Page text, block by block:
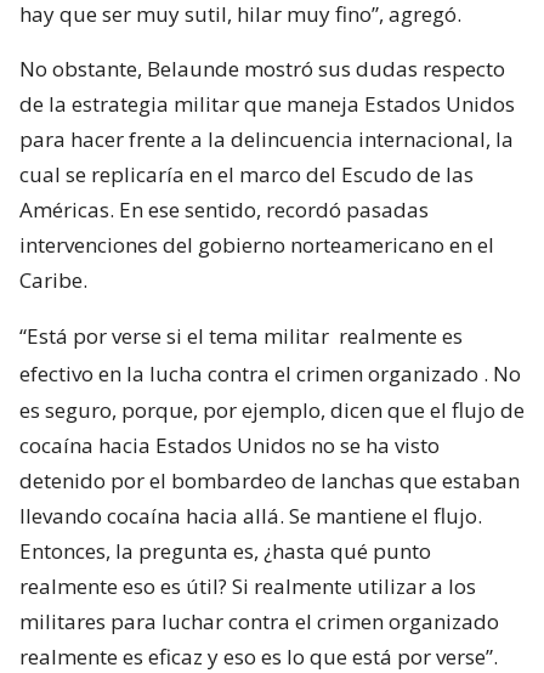
hay que ser muy sutil, hilar muy fino”, agregó.
No obstante, Belaunde mostró sus dudas respecto
de la estrategia militar que maneja Estados Unidos
para hacer frente a la delincuencia internacional, la
cual se replicaría en el marco del Escudo de las
Américas. En ese sentido, recordó pasadas
intervenciones del gobierno norteamericano en el
Caribe.
“Está por verse si el tema militar realmente es
efectivo en la lucha contra el crimen organizado . No
es seguro, porque, por ejemplo, dicen que el flujo de
cocaína hacia Estados Unidos no se ha visto
detenido por el bombardeo de lanchas que estaban
llevando cocaína hacia allá. Se mantiene el flujo.
Entonces, la pregunta es, ¿hasta qué punto
realmente eso es útil? Si realmente utilizar a los
militares para luchar contra el crimen organizado
realmente es eficaz y eso es lo que está por verse”.